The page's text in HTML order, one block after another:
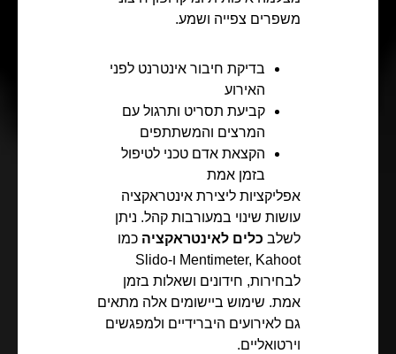
משפרים צפייה ושמע.
בדיקת חיבור אינטרנט לפני
האירוע
קביעת תסריט ותרגול עם
המרצים והמשתתפים
הקצאת אדם טכני לטיפול
בזמן אמת
אפליקציות ליצירת אינטראקציה
עושות שינוי במעורבות קהל. ניתן
לשלב כלים לאינטראקציה כמו
Mentimeter, Kahoot ו-Slido
לבחירות, חידונים ושאלות בזמן
אמת. שימוש ביישומים אלה מתאים
גם לאירועים היברידיים ולמפגשים
וירטואליים.